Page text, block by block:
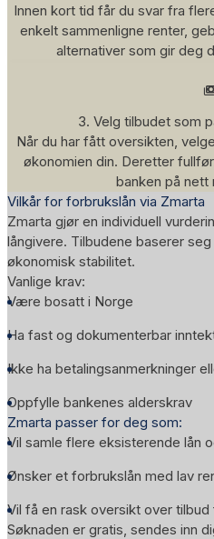
Innen kort tid får du svar fra
enkelt sammenligne renter,
alternativer som gir deg
3. Velg tilbudet som
Når du har fått oversikten,
økonomien din. Deretter
banken på nett
Vilkår for forbrukslån via Zmarta
Zmarta gjør en individuell
långivere. Tilbudene baserer
økonomisk stabilitet.
Vanlige krav:
Være bosatt i Norge
Ha fast og dokumenterbar
Ikke ha betalingsanmerkninger
Oppfylle bankenes alderskrav
Zmarta passer for deg som:
Vil samle flere eksisterende lån
Ønsker et forbrukslån med lav
Vil få en rask oversikt over
Søknaden er gratis, sendes inn